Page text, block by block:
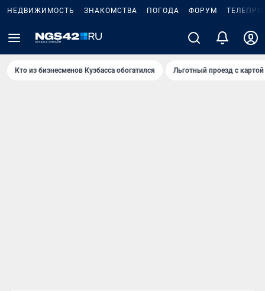
НЕДВИЖИМОСТЬ ЗНАКОМСТВА ПОГОДА ФОРУМ
Кто из бизнесменов Кузбасса обогатился Льготный проезд с